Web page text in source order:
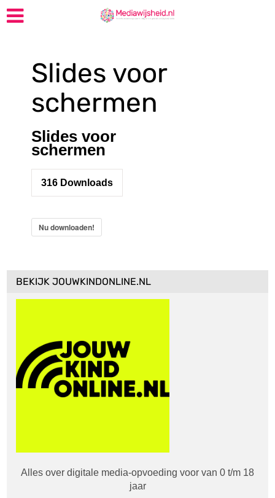
Slides voor
schermen
Slides voor
schermen
316 Downloads
Nu downloaden!
BEKIJK JOUWKINDONLINE.NL
Alles over digitale media-opvoeding voor van 0 t/m 18
jaar